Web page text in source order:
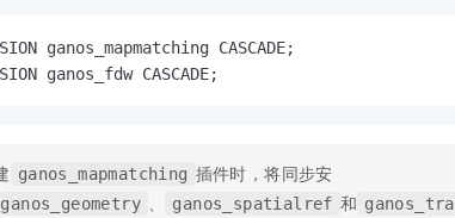
ganos_fdw CASCADE;
ganos_mapmatching 插件时，将同步安
ganos_geometry ganos_spatialref 和
个 AI 助手 即刻拥有 DeepSeek-R1 满血版